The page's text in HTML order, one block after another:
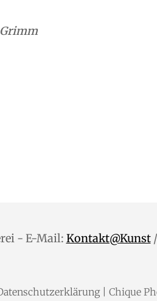
- E-Mail: Kontakt@Kunst/
| Chique